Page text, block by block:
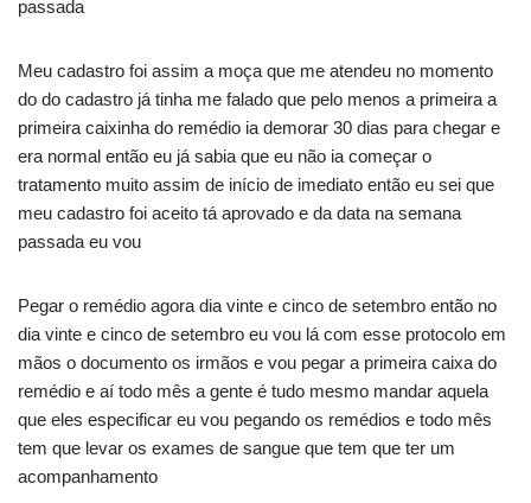
passada
Meu cadastro foi assim a moça que me atendeu no momento
do do cadastro já tinha me falado que pelo menos a primeira a
primeira caixinha do remédio ia demorar 30 dias para chegar e
era normal então eu já sabia que eu não ia começar o
tratamento muito assim de início de imediato então eu sei que
meu cadastro foi aceito tá aprovado e da data na semana
passada eu vou
Pegar o remédio agora dia vinte e cinco de setembro então no
dia vinte e cinco de setembro eu vou lá com esse protocolo em
mãos o documento os irmãos e vou pegar a primeira caixa do
remédio e aí todo mês a gente é tudo mesmo mandar aquela
que eles especificar eu vou pegando os remédios e todo mês
tem que levar os exames de sangue que tem que ter um
acompanhamento